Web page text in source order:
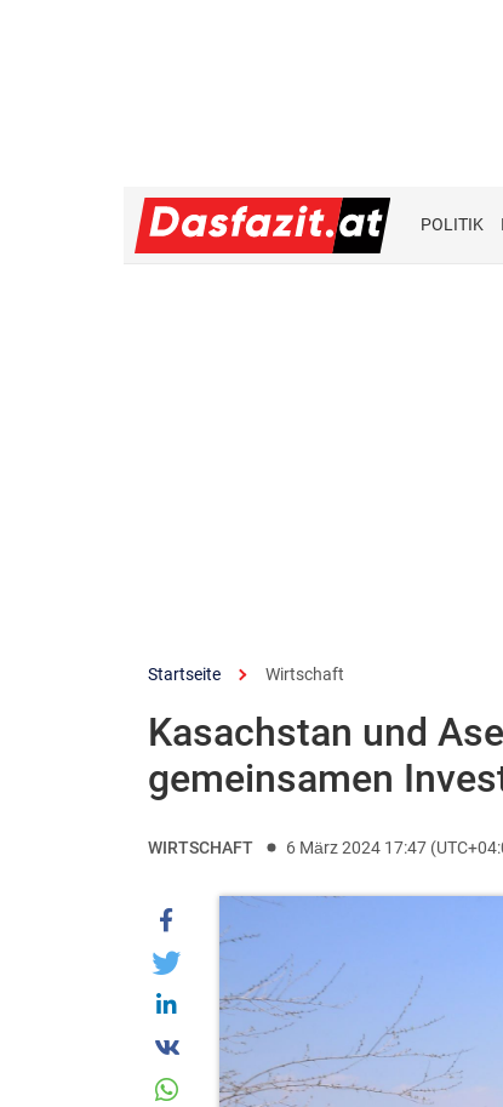
POLITIK
Startseite Wirtschaft
Kasachstan und
gemeinsamen
WIRTSCHAFT 6 März 2024 17:47